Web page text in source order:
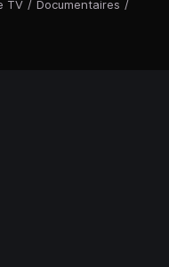
TV / Documentaires /